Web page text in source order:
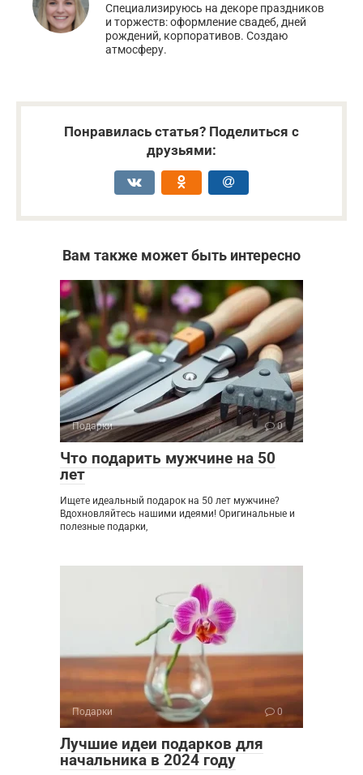
Специализируюсь на декоре праздников
и торжеств: оформление свадеб, дней
рождений, корпоративов. Создаю
атмосферу.
Понравилась статья? Поделиться с
друзьями:
Вам также может быть интересно
Подарки 0
Что подарить мужчине на 50
лет
Ищете идеальный подарок на 50 лет мужчине?
Вдохновляйтесь нашими идеями! Оригинальные и
полезные подарки,
Подарки 0
Лучшие идеи подарков для
начальника в 2024 году